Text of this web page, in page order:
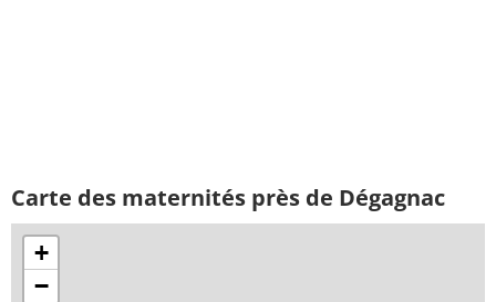
Carte des maternités près de Dégagnac
+
−